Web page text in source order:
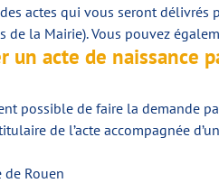
actes qui vous seront
de la Mairie). Vous pouvez
un acte de naissance
possible de faire la demande
de l’acte accompagnée
Rouen